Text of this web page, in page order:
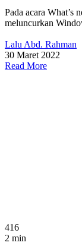
Pada acara What’s
meluncurkan
Lalu Abd. Rahman
30 Maret 2022
Read More
416
2 min